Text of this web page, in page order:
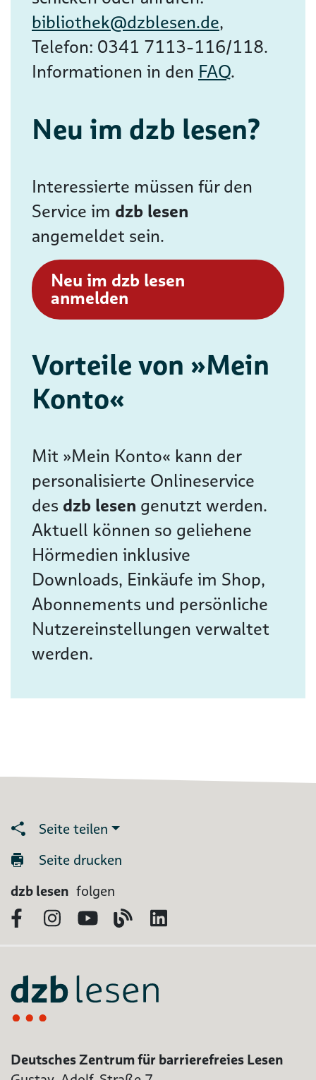
bibliothek@dzblesen.de,
Telefon: 0341 7113-116/118.
Informationen in den FAQ.
Neu im dzb lesen?
Interessierte müssen für den
Service im dzb lesen
angemeldet sein.
Neu im dzb lesen
anmelden
Vorteile von »Mein
Konto«
Mit »Mein Konto« kann der
personalisierte Onlineservice
des dzb lesen genutzt werden.
Aktuell können so geliehene
Hörmedien inklusive
Downloads, Einkäufe im Shop,
Abonnements und persönliche
Nutzereinstellungen verwaltet
werden.
Seite teilen
Seite drucken
dzb lesen folgen
FacebookInstagram
YouTubeBlog
Deutsches Zentrum für barrierefreies Lesen